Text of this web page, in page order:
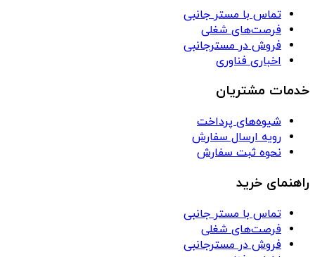
تماس با مستر جانبی
فرصت‌های شغلی
فروش در مسترجانبی
اخباری فناوری
خدمات مشتریان
شیوه‌های پرداخت
رویه ارسال سفارش
نحوه ثبت سفارش
راهنمای خرید
تماس با مستر جانبی
فرصت‌های شغلی
فروش در مسترجانبی